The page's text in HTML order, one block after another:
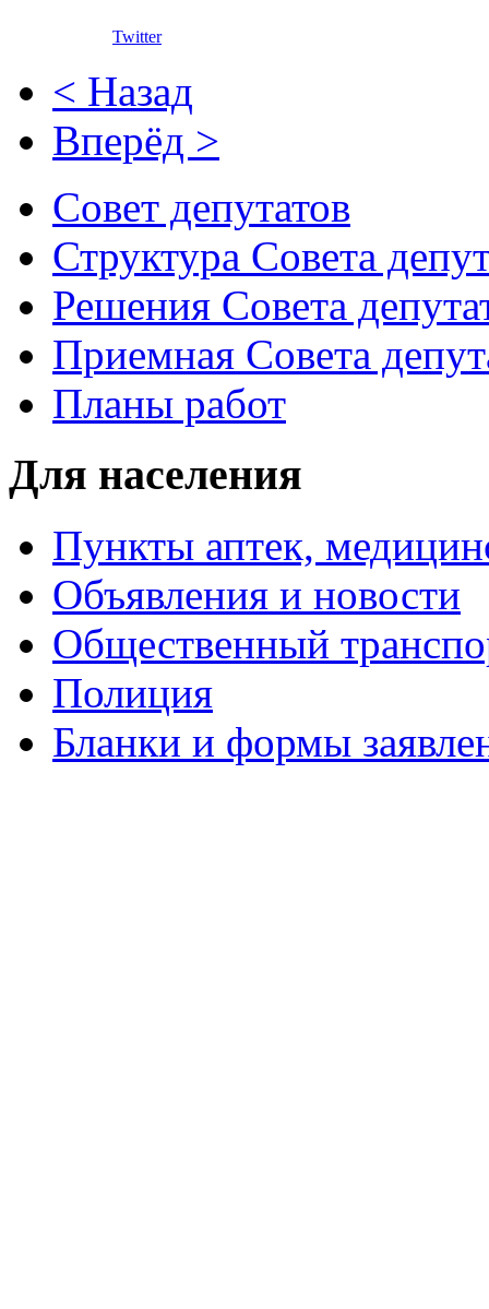
Twitter
< Назад
Вперёд >
Совет депутатов
Структура Совета
Решения Совета
Приемная Совета
Планы работ
Для населения
Пункты аптек,
Объявления и новости
Общественный
Полиция
Бланки и формы